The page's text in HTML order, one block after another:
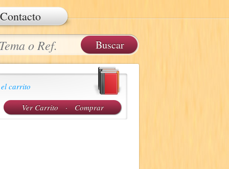
Contacto
carrito
Ver Carrito · Comprar